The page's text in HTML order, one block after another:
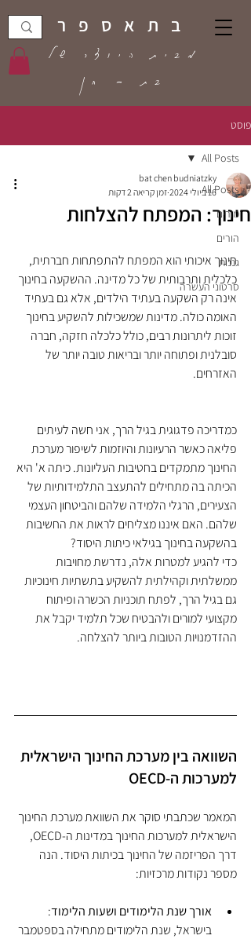
בתאספר
מבית היוצר של
בת - חן
פוסט
All Posts
מורים
הורים
גננות
סרטוני העשרה
All Posts
חינוך: המפתח להצלחות
bat chen budniatzky
16 ביולי 2024
זמן קריאה 2 דקות
חינוך איכותי הוא המפתח להתפתחות חברתית,
כלכלית ותרבותית של כל מדינה. ההשקעה בחינוך
אינה רק השקעה בעתיד הילדים, אלא גם בעתיד
האומה כולה. מדינות שמשכילות להשקיע בחינוך
זוכות ליתרונות רבים, כולל כלכלה חזקה, חברה
סובלנית ופתוחה יותר ובריאות טובה יותר של
האזרחים.
כמדריכה פדגוגית בגיל הרך, אני חשה לעיתים
פליאה כאשר הרעיונות והיוזמות לשיפור מערכת
החינוך מתמקדים בחטיבות העליונות. כיתה א' היא
הכיתה בה מתחילים להתעצב התלמידותיות של
הצעירים, הרגלי הלמידה שלהם והביטחון העצמי
שלהם. האם איננו מצליחים לראות את החשיבות
בהשקעה בחינוך בגילאי כיתות היסוד?
כדי להגיע למטרות אלה, נדרשת מחויבות
ממשלתית וקהילתית להשקיע בתשתיות חינוכיות
גם בגיל הרך, לפתח תוכניות הכשרה ופיתוח
מקצועי למורים ולהבטיח שכל תלמיד יקבל את
ההזדמנויות הטובות ביותר להצלחה.
השוואה בין מערכת החינוך הישראלית
למערכות ה-OECD
המאמר שכתבתי סוקר את השוואת מערכת החינוך
הישראלית למערכות החינוך במדינות ה-OECD,
דרך הפריזמה של החינוך בכיתות היסוד. הנה
מספר נקודות מרכזיות:
אורך שנת הלימודים ושעות הלימוד:
בישראל, שנת הלימודים מתחילה בספטמבר